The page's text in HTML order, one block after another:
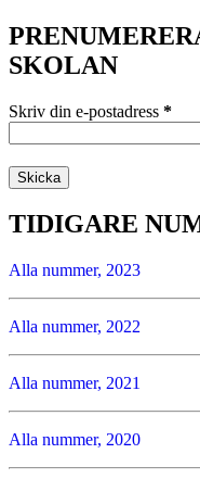
SKOLAN
Skriv din e-postadress *
TIDIGARE
Alla nummer, 2023
Alla nummer, 2022
Alla nummer, 2021
Alla nummer, 2020